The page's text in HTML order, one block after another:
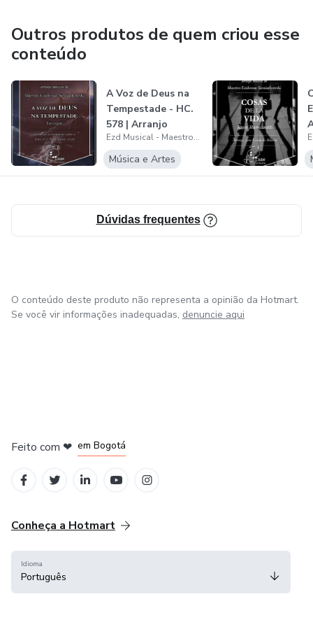
Igreja Evangélica Assembleia de Deus do bairro Hauer em
Curitiba - PR, na qual congrega desde 2024..
Currículo Lattes:
http://lattes.cnpq.br/2601119192322078
Outros produtos de quem criou esse
conteúdo
A Voz de Deus na
Tempestade - HC.
578 | Arranjo
Instrumental...
Ezd Musical - Maestro Ezidemar Siemiątkowski
Música e Artes
Dúvidas frequentes
O conteúdo deste produto não representa a opinião da Hotmart.
Se você vir informações inadequadas, denuncie aqui
Feito com ❤ em Bogotá
Conheça a Hotmart
Idioma
Português